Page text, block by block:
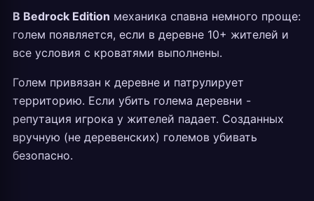
В Bedrock Edition механика спавна немного проще:
голем появляется, если в деревне 10+ жителей и
все условия с кроватями выполнены.
Голем привязан к деревне и патрулирует
территорию. Если убить голема деревни -
репутация игрока у жителей падает. Созданных
вручную (не деревенских) големов убивать
безопасно.